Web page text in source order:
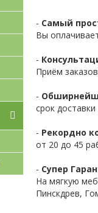
- Самый
Вы
-
Приём
-
срок
- Рекордно
от 20 до 45
- Супер
На мягкую
Пинскдрев,